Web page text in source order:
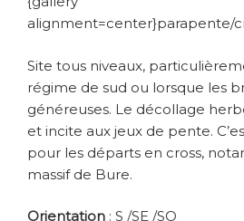
alignment=center}parapente/
Site tous niveaux,
régime de sud ou lorsque les
généreuses. Le décollage
et incite aux jeux de pente.
pour les départs en cross,
massif de Bure.
Orientation : S /SE /SO